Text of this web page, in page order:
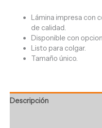
Lámina impresa con
de calidad.
Disponible con
Listo para colgar.
Tamaño único.
Descripción